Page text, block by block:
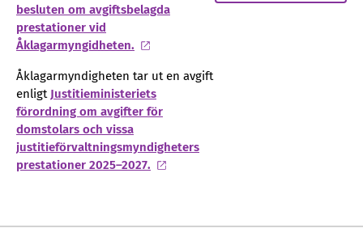
besluten om avgiftsbelagda
prestationer vid
Åklagarmyngidheten.
Åklagarmyndigheten tar ut en avgift
enligt Justitieministeriets
förordning om avgifter för
domstolars och vissa
justitieförvaltningsmyndigheters
prestationer 2025–2027.